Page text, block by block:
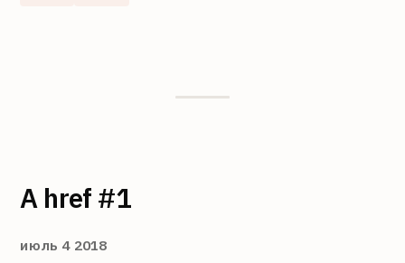
A href #1
июль 4 2018